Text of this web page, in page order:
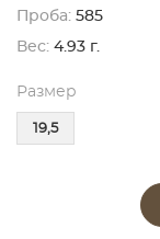
Проба: 585
Вес: 4.93 г.
Размер
19,5